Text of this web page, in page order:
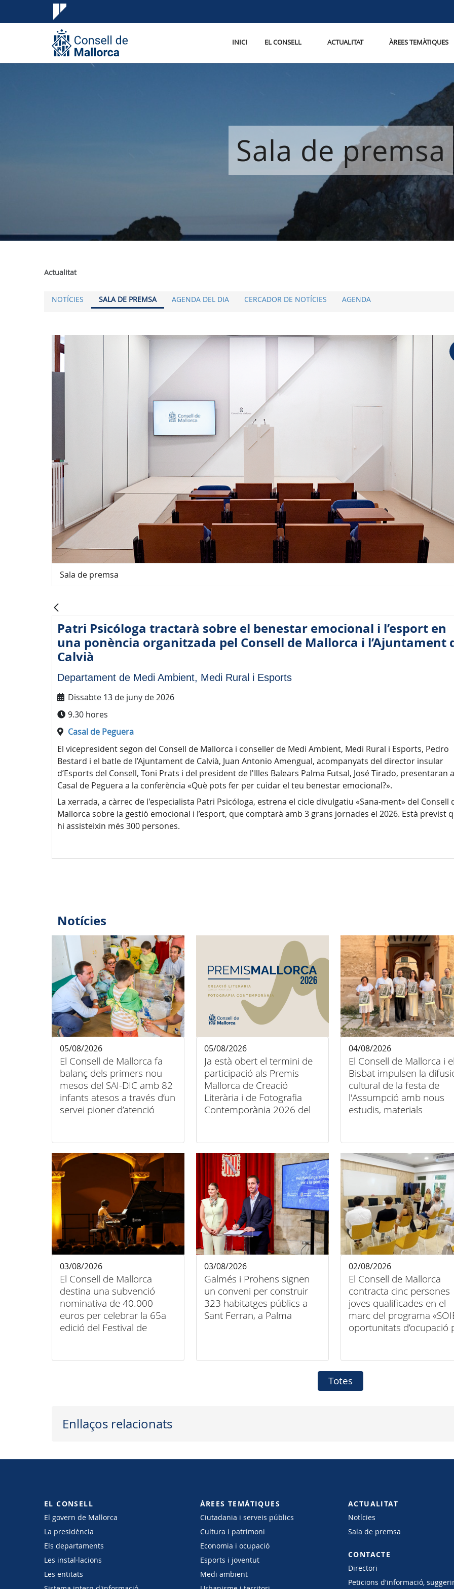
INICI EL CONSELL ACTUALITAT ÀREES TEMÀTIQUES
Sala de premsa
Actualitat
NOTÍCIES SALA DE PREMSA AGENDA DEL DIA CERCADOR DE NOTÍCIES AGENDA
Sala de premsa
Patri Psicóloga tractarà sobre el benestar emocional i l’esport en
una ponència organitzada pel Consell de Mallorca i l’Ajuntament
Calvià
Departament de Medi Ambient, Medi Rural i Esports
Dissabte 13 de juny de 2026
9.30 hores
Casal de Peguera
El vicepresident segon del Consell de Mallorca i conseller de Medi Ambient, Medi Rural i Esports, Pedro
Bestard i el batle de l’Ajuntament de Calvià, Juan Antonio Amengual, acompanyats del director insular
d’Esports del Consell, Toni Prats i del president de l'Illes Balears Palma Futsal, José Tirado, presentaran
Casal de Peguera a la conferència «Què pots fer per cuidar el teu benestar emocional?».
La xerrada, a càrrec de l'especialista Patri Psicóloga, estrena el cicle divulgatiu «Sana-ment» del Consell
Mallorca sobre la gestió emocional i l’esport, que comptarà amb 3 grans jornades el 2026. Està previst
hi assisteixin més 300 persones.
Notícies
El Consell de Mallorca fa
balanç dels primers nou
mesos del SAI-DIC amb 82
infants atesos a través d’un
servei pioner d’atenció
05/08/2026
Ja està obert el termini de
participació als Premis
Mallorca de Creació
Literària i de Fotografia
Contemporània 2026 del
05/08/2026
El Consell de Mallorca i el
Bisbat impulsen la
cultural de la festa de
l'Assumpció amb nous
estudis, materials
04/08/2026
El Consell de Mallorca
destina una subvenció
nominativa de 40.000
euros per celebrar la 65a
edició del Festival de
03/08/2026
Galmés i Prohens signen
un conveni per construir
323 habitatges públics a
Sant Ferran, a Palma
03/08/2026
El Consell de Mallorca
contracta cinc persones
joves qualificades en el
marc del programa
oportunitats d’ocupació
locals 2026-2027»
02/08/2026
Totes
Enllaços relacionats
EL CONSELL
El govern de Mallorca
La presidència
Els departaments
Les instal·lacions
Les entitats
ÀREES TEMÀTIQUES
Ciutadania i serveis públics
Cultura i patrimoni
Economia i ocupació
Esports i joventut
Medi ambient
ACTUALITAT
Notícies
Sala de premsa
CONTACTE
Directori
Peticions d'informació,